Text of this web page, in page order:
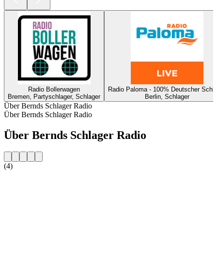
Radio Bollerwagen
Bremen, Partyschlager, Schlager
Radio Paloma - 100% Deutscher
Berlin, Schlager
Über Bernds Schlager Radio
Über Bernds Schlager Radio
Über Bernds Schlager Radio
(4)